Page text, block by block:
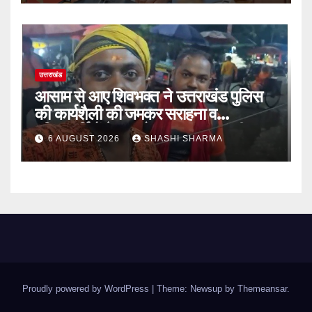
उत्तराखंड
आसाम से आए शिवभक्त ने उत्तराखंड पुलिस
की कार्यशैली की जमकर सराहना व
पुलिसकर्मियों के सहयोगात्मक व्यवहार की
खुलकर प्रशंसा
6 AUGUST 2026 SHASHI SHARMA
Proudly powered by WordPress | Theme: Newsup by Themeansar.